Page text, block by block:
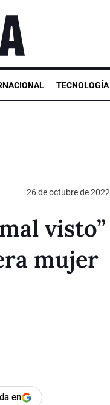
TECNOLOGÍA
26 de octubre de 2022
visto”
mujer
en